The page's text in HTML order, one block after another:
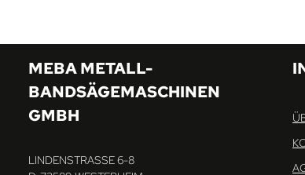
MEBA METALL-
BANDSÄGEMASCHINEN
GMBH
LINDENSTRASSE 6-8